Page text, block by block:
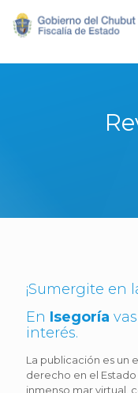
¡Sumergite en
En Isegoría
interés.
La publicación es un
derecho en el
inmenso mar virtual,